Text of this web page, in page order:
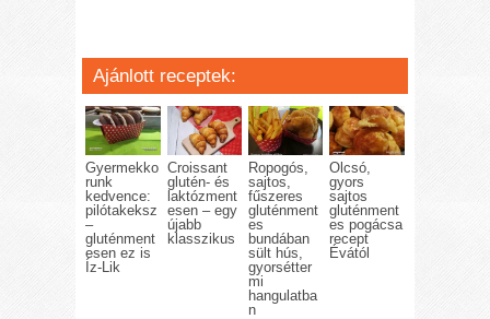
Ajánlott receptek:
Gyermekko
runk
kedvence:
pilótakeksz
–
gluténment
esen ez is
Íz-Lik
Croissant
glutén- és
laktózment
esen – egy
újabb
klasszikus
Ropogós,
sajtos,
fűszeres
gluténment
es
bundában
sült hús,
gyorsétter
mi
hangulatba
n
Olcsó,
gyors
sajtos
gluténment
es pogácsa
recept
Évától